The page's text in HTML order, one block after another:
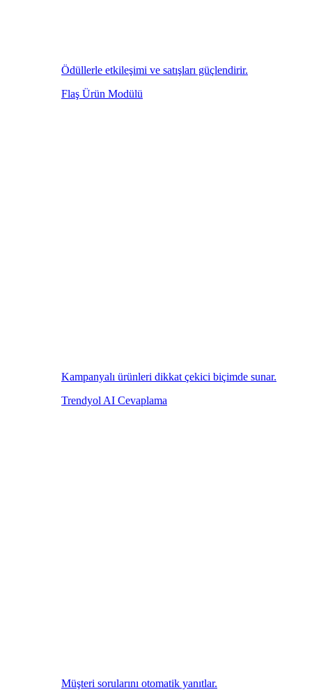
Ödüllerle etkileşimi ve satışları güçlendirir.
Flaş Ürün Modülü
Kampanyalı ürünleri dikkat çekici biçimde sunar.
Trendyol AI Cevaplama
Müşteri sorularını otomatik yanıtlar.